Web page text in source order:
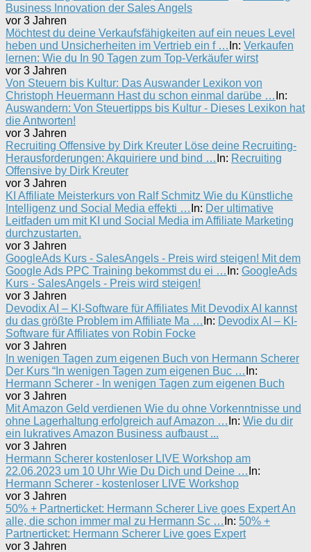
Business Innovation der Sales Angels
vor 3 Jahren
Möchtest du deine Verkaufsfähigkeiten auf ein neues Level
heben und Unsicherheiten im Vertrieb ein f … In: Verkaufen
lernen: Wie du In 90 Tagen zum Top-Verkäufer wirst
vor 3 Jahren
Von Steuern bis Kultur: Das Auswander Lexikon von
Christoph Heuermann Hast du schon einmal darübe … In:
Auswandern: Von Steuertipps bis Kultur - Dieses Lexikon hat
die Antworten!
vor 3 Jahren
Recruiting Offensive by Dirk Kreuter Löse deine Recruiting-
Herausforderungen: Akquiriere und bind … In: Recruiting
Offensive by Dirk Kreuter
vor 3 Jahren
KI Affiliate Meisterkurs von Ralf Schmitz Wie du Künstliche
Intelligenz und Social Media effekti … In: Der ultimative
Leitfaden um mit KI und Social Media im Affiliate Marketing
durchzustarten.
vor 3 Jahren
GoogleAds Kurs - SalesAngels - Preis wird steigen! Mit dem
Google Ads PPC Training bekommst du ei … In: GoogleAds
Kurs - SalesAngels - Preis wird steigen!
vor 3 Jahren
Devodix AI – KI-Software für Affiliates Mit Devodix AI kannst
du das größte Problem im Affiliate Ma … In: Devodix AI – KI-
Software für Affiliates von Robin Focke
vor 3 Jahren
In wenigen Tagen zum eigenen Buch von Hermann Scherer
Der Kurs “In wenigen Tagen zum eigenen Buc … In:
Hermann Scherer - In wenigen Tagen zum eigenen Buch
vor 3 Jahren
Mit Amazon Geld verdienen Wie du ohne Vorkenntnisse und
ohne Lagerhaltung erfolgreich auf Amazon … In: Wie du dir
ein lukratives Amazon Business aufbaust ...
vor 3 Jahren
Hermann Scherer kostenloser LIVE Workshop am
22.06.2023 um 10 Uhr Wie Du Dich und Deine … In:
Hermann Scherer - kostenloser LIVE Workshop
vor 3 Jahren
50% + Partnerticket: Hermann Scherer Live goes Expert An
alle, die schon immer mal zu Hermann Sc … In: 50% +
Partnerticket: Hermann Scherer Live goes Expert
vor 3 Jahren